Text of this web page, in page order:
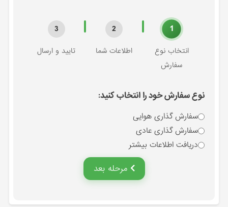
1
انتخاب نوع
سفارش
2
اطلاعات شما
3
تایید و ارسال
نوع سفارش خود را انتخاب کنید:
سفارش گذاری هوایی
سفارش گذاری عادی
دریافت اطلاعات بیشتر
مرحله بعد